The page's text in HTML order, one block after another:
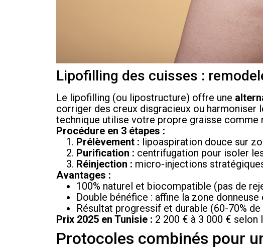
Lipofilling des cuisses :
Le lipofilling (ou lipostructure) offre une
corriger des creux disgracieux ou
technique utilise votre propre graisse comme
Procédure en 3 étapes :
Prélèvement : lipoaspiration douce sur
Purification : centrifugation pour isoler
Réinjection : micro-injections
Avantages :
100% naturel et biocompatible (pas de
Double bénéfice : affine la zone
Résultat progressif et durable (60-70%
Prix 2025 en Tunisie : 2 200 € à 3 000 €
Protocoles combinés pour